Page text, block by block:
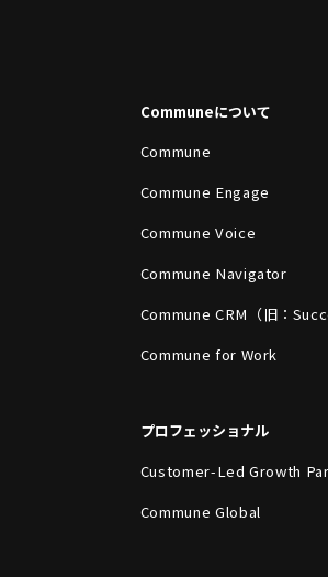
Communeについて
Commune
Commune Engage
Commune Voice
Commune Navigator
Commune CRM（旧：
Commune for Work
プロフェッショナル
Customer-Led Growth
Commune Global